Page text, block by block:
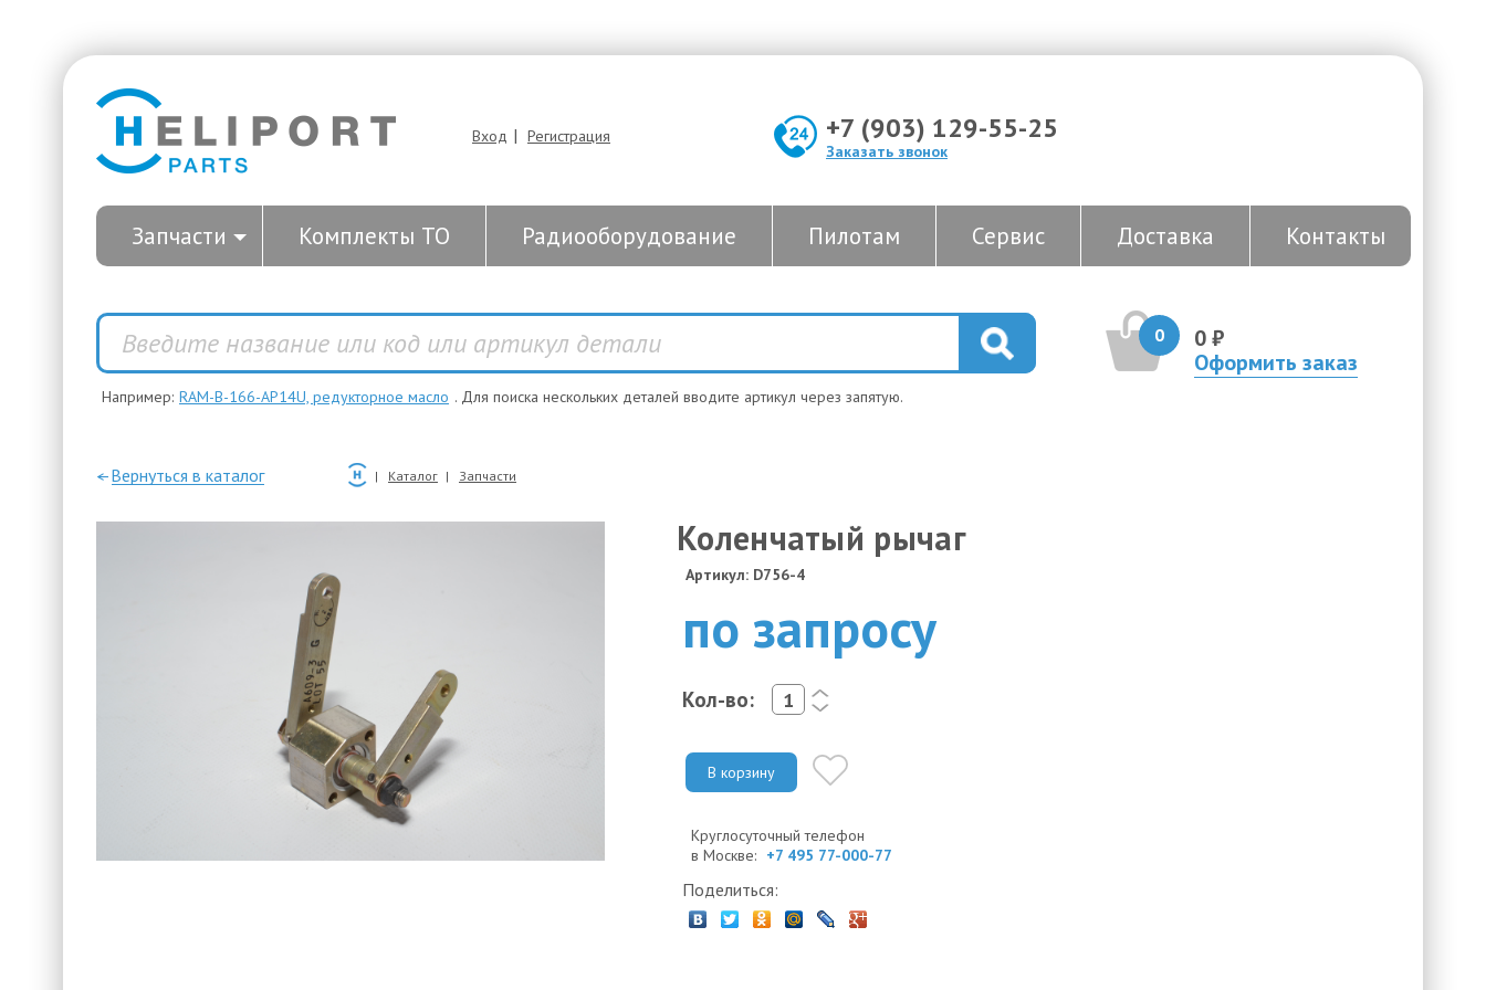
Вход | Регистрация +7 (903) 129-55-25
Заказать звонок
Запчасти Комплекты ТО Радиооборудование Пилотам Сервис Доставка Контакты
0
0 ₽
Оформить заказ
Например: RAM-B-166-AP14U, редукторное масло . Для поиска нескольких деталей вводите артикул через запятую.
—Вернуться в каталог Каталог Запчасти
Коленчатый рычаг
Артикул: D756-4
по запросу
Кол-во:
<
>
В корзину
Круглосуточный телефон
в Москве: +7 495 77-000-77
Поделиться: